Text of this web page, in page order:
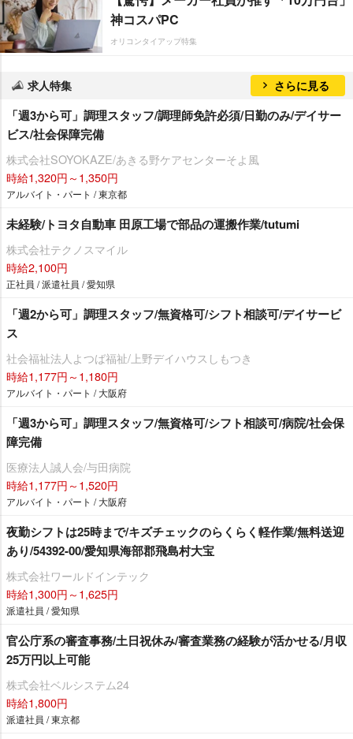
神コスパPC
オリコンタイアップ特集
求人特集 さらに見る
「週3から可」調理スタッフ/調理師免許必須/日勤のみ/デイサー
ビス/社会保障完備
株式会社SOYOKAZE/あきる野ケアセンターそよ風
時給1,320円～1,350円
アルバイト・パート / 東京都
未経験/トヨタ自動車 田原工場で部品の運搬作業/tutumi
株式会社テクノスマイル
時給2,100円
正社員 / 派遣社員 / 愛知県
「週2から可」調理スタッフ/無資格可/シフト相談可/デイサービ
ス
社会福祉法人よつば福祉/上野デイハウスしもつき
時給1,177円～1,180円
アルバイト・パート / 大阪府
「週3から可」調理スタッフ/無資格可/シフト相談可/病院/社会保
障完備
医療法人誠人会/与田病院
時給1,177円～1,520円
アルバイト・パート / 大阪府
夜勤シフトは25時まで/キズチェックのらくらく軽作業/無料送迎
あり/54392-00/愛知県海部郡飛島村大宝
株式会社ワールドインテック
時給1,300円～1,625円
派遣社員 / 愛知県
官公庁系の審査事務/土日祝休み/審査業務の経験が活かせる/月収
25万円以上可能
株式会社ベルシステム24
時給1,800円
派遣社員 / 東京都